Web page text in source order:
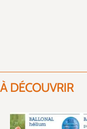
À DÉCOUVRIR